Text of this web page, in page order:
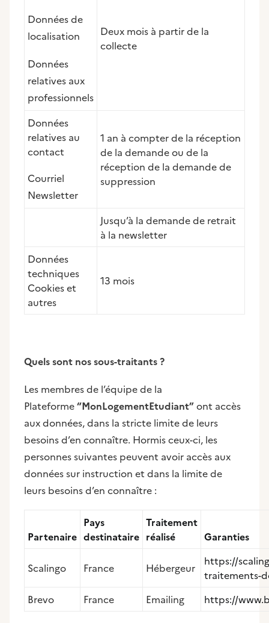
Données de
localisation
Données
relatives aux
professionnels
Deux mois à partir de la
collecte
Données
relatives au
contact
Courriel
Newsletter
1 an à compter de la réception
de la demande ou de la
réception de la demande de
suppression
Jusqu’à la demande de retrait
à la newsletter
Données
techniques
Cookies et
autres
13 mois
Quels sont nos sous-traitants ?
Les membres de l’équipe de la
Plateforme“MonLogementEtudiant”ont accès
aux données, dans la stricte limite de leurs
besoins d’en connaître. Hormis ceux-ci, les
personnes suivantes peuvent avoir accès aux
données sur instruction et dans la limite de
leurs besoins d’en connaître :
Partenaire
Pays
destinataire
Traitement
réalisé
Garanties
Scalingo France Hébergeur
https://
traitements-
Brevo
France Emailing https://